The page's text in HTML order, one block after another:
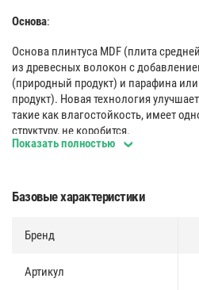
Основа:
Основа плинтуса MDF (плита
из древесных волокон с
(природный продукт) и парафина
продукт). Новая технология
такие как влагостойкость, имеет
структуру, не коробится.
Плинтус имеет декоративное
что делает тактильные ощущения
обеспечивают высокую
Показать полностью
Базовые характеристики
Бренд
Артикул